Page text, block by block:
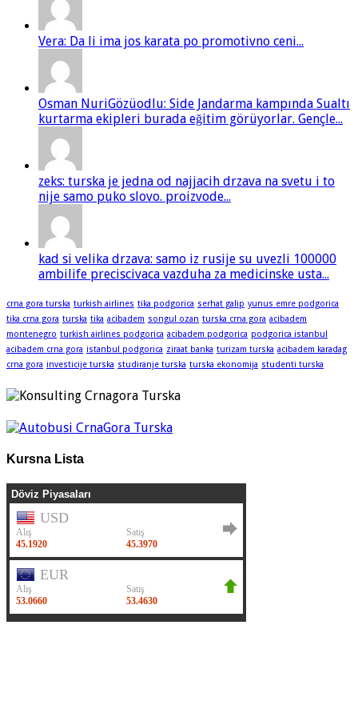
Vera: Da li ima jos karata po promotivno ceni...
Osman NuriGözüodlu: Side Jandarma kampında Sualtı
kurtarma ekipleri burada eğitim görüyorlar. Gençle...
zeks: turska je jedna od najjacih drzava na svetu i to
nije samo puko slovo. proizvode...
kad si velika drzava: samo iz rusije su uvezli 100000
ambilife preciscivaca vazduha za medicinske usta...
crna gora turska turkish airlines tika podgorica serhat galip yunus emre podgorica
tika crna gora turska tika acibadem songul ozan turska crna gora acibadem
montenegro turkish airlines podgorica acibadem podgorica podgorica istanbul
acibadem crna gora istanbul podgorica ziraat banka turizam turska acibadem karadag
crna gora investicije turska studiranje turska turska ekonomija studenti turska
Kursna Lista